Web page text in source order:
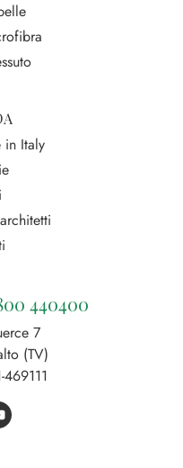
in Italy
440400
7
(TV)